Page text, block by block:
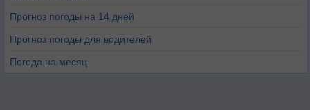
Прогноз погоды на 14 дней
Прогноз погоды для водителей
Погода на месяц